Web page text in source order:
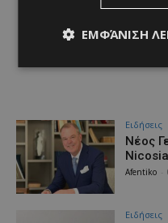
Ειδήσεις
Νέος
Afentiko
Ειδήσεις
ΕΜΦΆΝΙΣΗ